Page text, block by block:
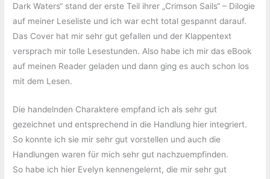
Dark Waters“ stand der erste Teil ihrer „Crimson Sails“ – Dilogie
auf meiner Leseliste und ich war echt total gespannt darauf.
Das Cover hat mir sehr gut gefallen und der Klappentext
versprach mir tolle Lesestunden. Also habe ich mir das eBook
auf meinen Reader geladen und dann ging es auch schon los
mit dem Lesen.
Die handelnden Charaktere empfand ich als sehr gut
gezeichnet und entsprechend in die Handlung hier integriert.
So konnte ich sie mir sehr gut vorstellen und auch die
Handlungen waren für mich sehr gut nachzuempfinden.
So habe ich hier Evelyn kennengelernt, die mir sehr gut